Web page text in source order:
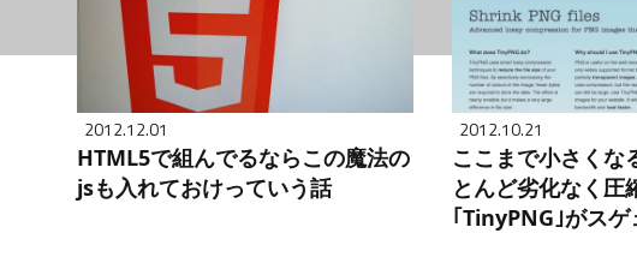
2012.12.01
HTML5で組んでるならこの魔法の
jsも入れておけっていう話
2012.10.21
ここまで小さくな
とんど劣化なく圧
｢TinyPNG｣がスゲ